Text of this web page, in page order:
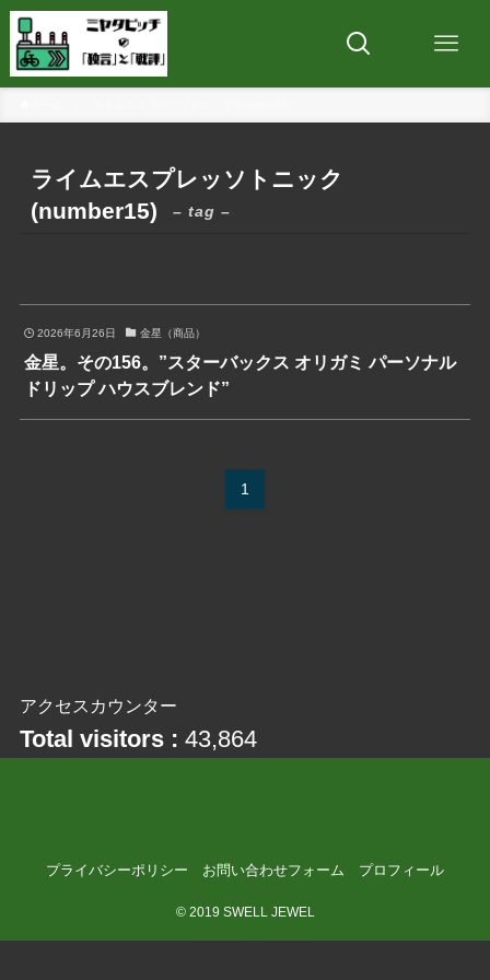
ライムエスプレッソトニック
(number15)
– tag –
2026年6月26日 金星（商品）
金星。その156。”スターバックス オリガミ パーソナル
ドリップ ハウスブレンド”
1
アクセスカウンター
Total visitors : 43,864
プライバシーポリシー お問い合わせフォーム プロフィール
©2019 SWELL JEWEL